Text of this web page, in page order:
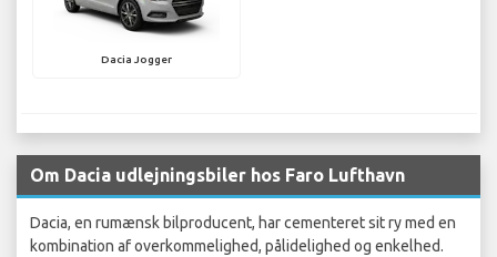
Dacia Jogger
Om Dacia udlejningsbiler hos Faro Lufthavn
Dacia, en rumænsk bilproducent, har cementeret sit ry med en
kombination af overkommelighed, pålidelighed og enkelhed.